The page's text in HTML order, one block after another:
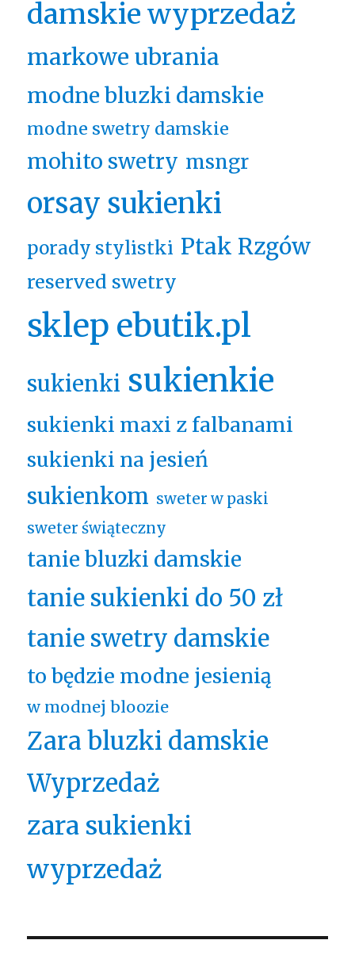
damskie wyprzedaż
markowe ubrania
modne bluzki damskie
modne swetry damskie
mohito swetry msngr
orsay sukienki
porady stylistki Ptak Rzgów
reserved swetry
sklep ebutik.pl
sukienki sukienkie
sukienki maxi z falbanami
sukienki na jesień
sukienkom sweter w paski
sweter świąteczny
tanie bluzki damskie
tanie sukienki do 50 zł
tanie swetry damskie
to będzie modne jesienią
w modnej bloozie
Zara bluzki damskie
Wyprzedaż
zara sukienki
wyprzedaż